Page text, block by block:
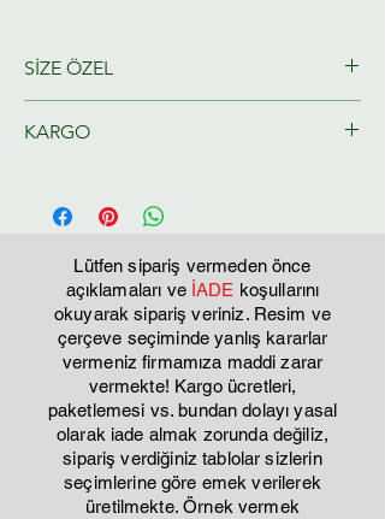
SİZE ÖZEL
olarak hazırlanacaktır.
KARGO
Lütfen sipariş vermeden önce
açıklamaları ve İADE koşullarını
okuyarak sipariş veriniz. Resim ve
çerçeve seçiminde yanlış kararlar
vermeniz firmamıza maddi zarar
vermekte! Kargo ücretleri,
paketlemesi vs. bundan dolayı yasal
olarak iade almak zorunda değiliz,
sipariş verdiğiniz tablolar sizlerin
seçimlerine göre emek verilerek
üretilmekte. Örnek vermek